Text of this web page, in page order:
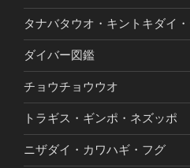
タナバタウオ・キントキダイ
ダイバー図鑑
チョウチョウウオ
トラギス・ギンポ・ネズッポ
ニザダイ・カワハギ・フグ